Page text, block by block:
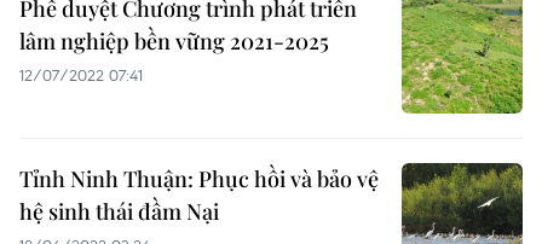
Phê duyệt Chương trình phát triển
lâm nghiệp bền vững 2021-2025
12/07/2022 07:41
Tỉnh Ninh Thuận: Phục hồi và bảo vệ
hệ sinh thái đầm Nại